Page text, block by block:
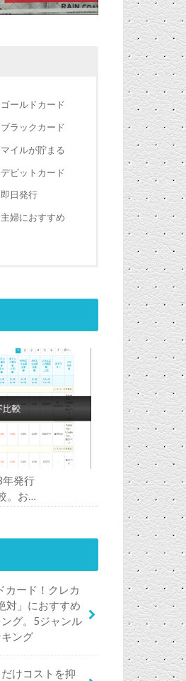
ゴールドカード
ブラックカード
マイルが貯まる
デビットカード
即日発行
主婦におすすめ
年発行
。お
カード！クレカ
対」におすすめ
グ。5ジャンル
ング
けコストを抑